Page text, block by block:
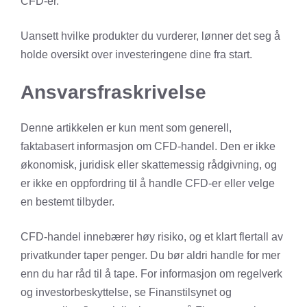
Uansett hvilke produkter du vurderer, lønner det seg å
holde oversikt over investeringene dine fra start.
Ansvarsfraskrivelse
Denne artikkelen er kun ment som generell,
faktabasert informasjon om CFD-handel. Den er ikke
økonomisk, juridisk eller skattemessig rådgivning, og
er ikke en oppfordring til å handle CFD-er eller velge
en bestemt tilbyder.
CFD-handel innebærer høy risiko, og et klart flertall av
privatkunder taper penger. Du bør aldri handle for mer
enn du har råd til å tape. For informasjon om regelverk
og investorbeskyttelse, se Finanstilsynetog